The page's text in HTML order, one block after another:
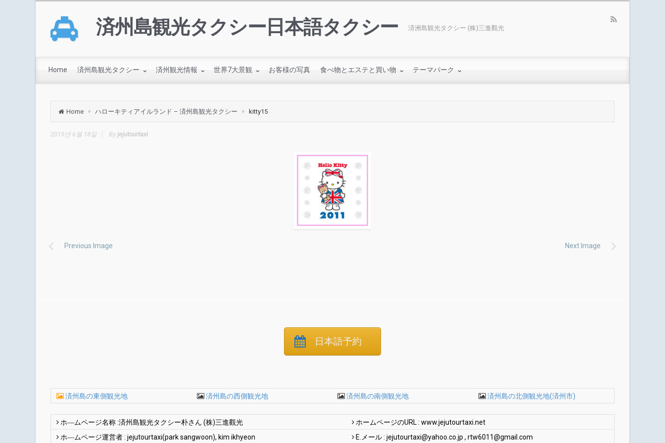
済州島観光タクシー日本語タクシー 済洲島観光タクシー (株)三進觀光
Home 済州島観光タクシー 済州観光情報 世界7大景観 お客様の写真 食べ物とエステと買い物 テーマパーク
Home ハローキティアイルランド – 済州島観光タクシー kitty15
2015년 6월 18일 By jejutourtaxi
Previous Image Next Image
日本語予約
済州島の東側観光地 済州島の西側観光地 済州島の南側観光地 済州島の北側観光地(済州市)
ホ―ムページ名称 :済州島観光タクシー朴さん (株)三進觀光
ホームページのURL : www.jejutourtaxi.net
ホ―ムページ運営者 : jejutourtaxi(park sangwoon), kim ikhyeon
E.メール : jejutourtaxi@yahoo.co.jp , rtw6011@gmail.com